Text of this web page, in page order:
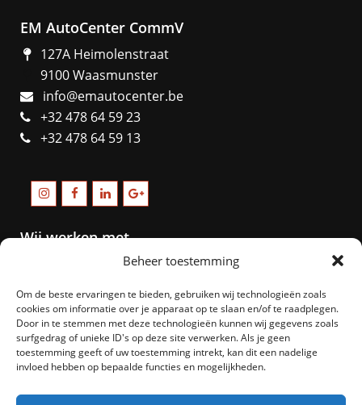
Beheer toestemming
Om de beste ervaringen te bieden, gebruiken wij technologieën zoals
cookies om informatie over je apparaat op te slaan en/of te raadplegen.
Door in te stemmen met deze technologieën kunnen wij gegevens zoals
surfgedrag of unieke ID's op deze site verwerken. Als je geen
toestemming geeft of uw toestemming intrekt, kan dit een nadelige
invloed hebben op bepaalde functies en mogelijkheden.
EM AutoCenter CommV
127A Heimolenstraat
9100 Waasmunster
info@emautocenter.be
+32 478 64 59 23
+32 478 64 59 13
Wij werken met